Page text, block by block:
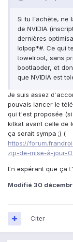
Si tu l'achète, ne
de NVIDIA
dernières
lolpop*#. Ce qui
towelroot, sans
bootlaoder, et
que NVIDIA est
Je suis assez
pouvais lancer le
qui t'est proposée
kitkat avant celle de
ça serait sympa ;) (
https://
zip-de-mise-à-jour-
En espérant que ça
Modifié 30
Citer